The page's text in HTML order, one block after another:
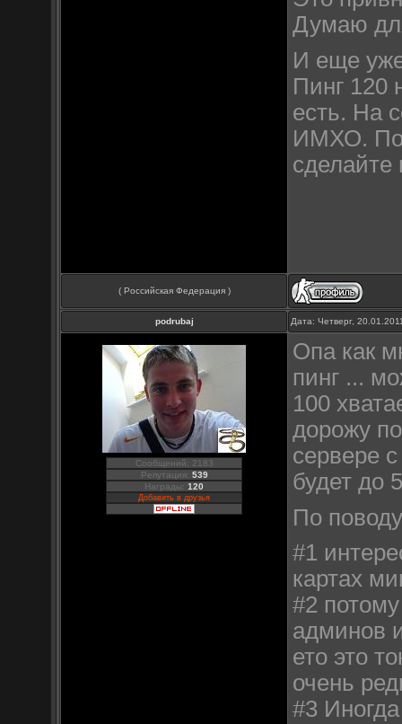
Думаю
И еще
Пинг 120
есть. На
ИМХО.
сделайте
( Российская Федерация )
podrubaj Дата: Четверг,
Сообщений: 2183
Репутация: 539
Награды:120
Добавить в друзья
Опа как
пинг ...
100
дорожу
сервере
будет до
По
#1
картах
#2
админов
ето это
очень
#3